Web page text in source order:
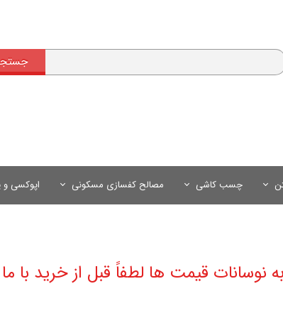
چسب کاشی مصالح کفسازی مسکونی اپوکسی و
نوسانات قیمت ها لطفاً قبل از خرید با